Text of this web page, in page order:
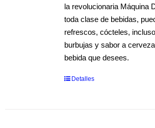
la revolucionaria Máquina
toda clase de bebidas,
refrescos, cócteles,
burbujas y sabor a
bebida que desees.
Detalles